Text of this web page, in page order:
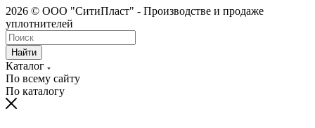
2026 © ООО "СитиПласт" - Производстве и продаже
уплотнителей
Найти
Каталог
По всему сайту
По каталогу